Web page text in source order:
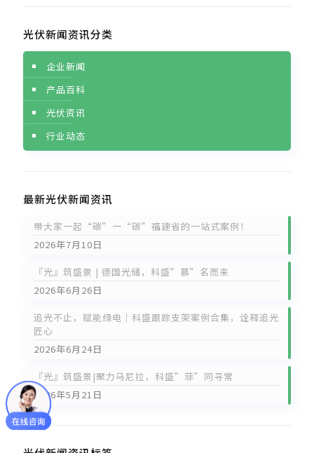
光伏新闻资讯分类
企业新闻
产品百科
光伏资讯
行业动态
最新光伏新闻资讯
带大家一起“碳”一“碳”福建省的一站式案例！
2026年7月10日
『光』筑盛景 | 德国光储，科盛”慕”名而来
2026年6月26日
追光不止，赋能绿电｜科盛跟踪支架案例合集，诠释追光
匠心
2026年6月24日
『光』筑盛景|聚力马尼拉，科盛”菲”同寻常
2026年5月21日